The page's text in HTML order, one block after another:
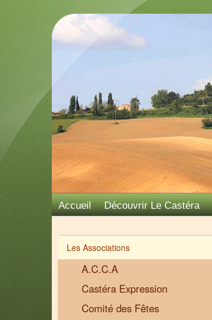
Accueil Découvrir Le Castéra
Les Associations
A.C.C.A
Castéra Expression
Comité des Fêtes